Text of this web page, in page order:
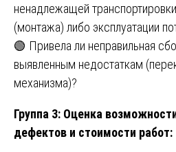
ненадлежащей
(монтажа) либо эксплуатации
🟢 Привела ли неправильная
выявленным недостаткам
механизма)?
Группа 3: Оценка
дефектов и стоимости работ: